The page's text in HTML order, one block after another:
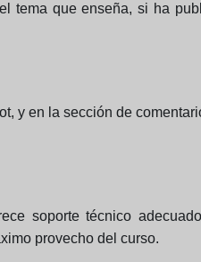
tema que enseña, si ha
y en la sección de
soporte técnico
provecho del curso.